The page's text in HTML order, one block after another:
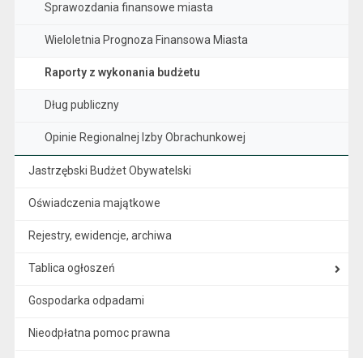
Sprawozdania finansowe miasta
Wieloletnia Prognoza Finansowa Miasta
Raporty z wykonania budżetu
Dług publiczny
Opinie Regionalnej Izby Obrachunkowej
Jastrzębski Budżet Obywatelski
Oświadczenia majątkowe
Rejestry, ewidencje, archiwa
Tablica ogłoszeń
Gospodarka odpadami
Nieodpłatna pomoc prawna